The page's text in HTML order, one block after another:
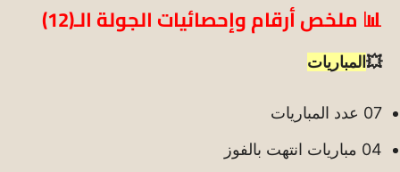
📊 ملخص أرقام وإحصائيات الجولة الـ(12)
💥 المباريات
07 عدد المباريات
04 مباريات انتهت بالفوز